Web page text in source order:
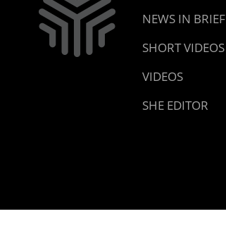
NEWS IN BRIEF
SHORT VIDEOS
VIDEOS
SHE EDITOR